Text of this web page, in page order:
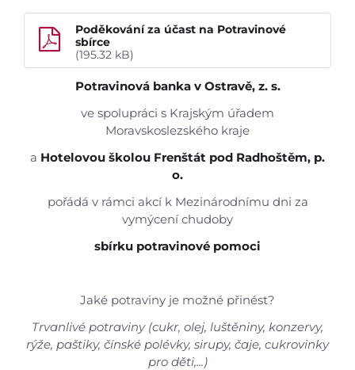
Úvod
Aktuálně
Studium
Poděkování za účast na Potravinové
sbírce
(195.32 kB)
Potravinová banka v Ostravě, z. s.
ve spolupráci s Krajským úřadem
Moravskoslezského kraje
a Hotelovou školou Frenštát pod Radhoštěm, p.
o.
pořádá v rámci akcí k Mezinárodnímu dni za
vymýcení chudoby
sbírku potravinové pomoci
Jaké potraviny je možné přinést?
Trvanlivé potraviny (cukr, olej, luštěniny, konzervy,
rýže, paštiky, čínské polévky, sirupy, čaje, cukrovinky
pro děti,...)